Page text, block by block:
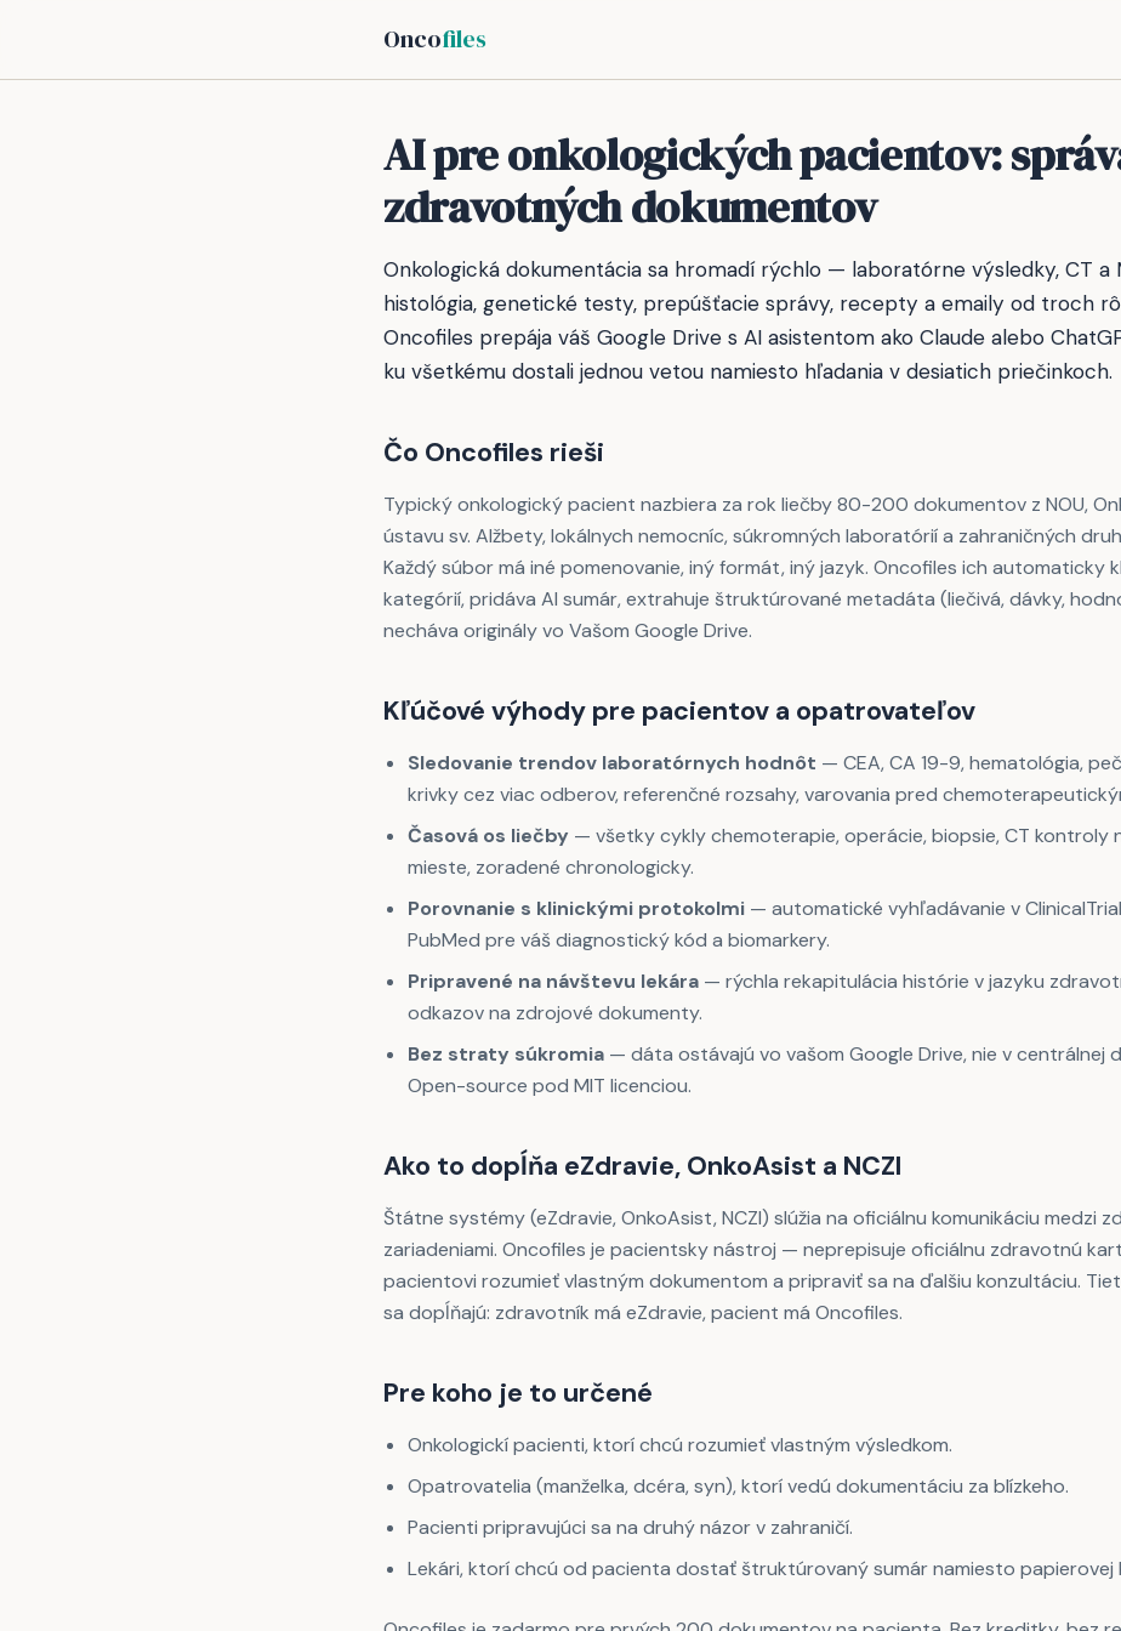
Oncofiles
AI pre onkologických pacientov:
zdravotných dokumentov
Onkologická dokumentácia sa hromadí rýchlo — laboratórne výsledky, CT a
histológia, genetické testy, prepúšťacie správy, recepty a emaily od troch
Oncofiles prepája váš Google Drive s AI asistentom ako Claude alebo
ku všetkému dostali jednou vetou namiesto hľadania v desiatich priečinkoch.
Čo Oncofiles rieši
Typický onkologický pacient nazbiera za rok liečby 80-200 dokumentov z NOU,
ústavu sv. Alžbety, lokálnych nemocníc, súkromných laboratórií a zahraničných
Každý súbor má iné pomenovanie, iný formát, iný jazyk. Oncofiles ich automaticky
kategórií, pridáva AI sumár, extrahuje štruktúrované metadáta (liečivá, dávky,
necháva originály vo Vašom Google Drive.
Kľúčové výhody pre pacientov a opatrovateľov
Sledovanie trendov laboratórnych hodnôt — CEA, CA 19-9, hematológia,
krivky cez viac odberov, referenčné rozsahy, varovania pred
Časová os liečby — všetky cykly chemoterapie, operácie, biopsie, CT kontroly
mieste, zoradené chronologicky.
Porovnanie s klinickými protokolmi — automatické vyhľadávanie v
PubMed pre váš diagnostický kód a biomarkery.
Pripravené na návštevu lekára — rýchla rekapitulácia histórie v jazyku
odkazov na zdrojové dokumenty.
Bez straty súkromia — dáta ostávajú vo vašom Google Drive, nie v centrálnej
Open-source pod MIT licenciou.
Ako to dopĺňa eZdravie, OnkoAsist a NCZI
Štátne systémy (eZdravie, OnkoAsist, NCZI) slúžia na oficiálnu komunikáciu medzi
zariadeniami. Oncofiles je pacientsky nástroj — neprepisuje oficiálnu zdravotnú
pacientovi rozumieť vlastným dokumentom a pripraviť sa na ďalšiu konzultáciu.
sa dopĺňajú: zdravotník má eZdravie, pacient má Oncofiles.
Pre koho je to určené
Onkologickí pacienti, ktorí chcú rozumieť vlastným výsledkom.
Opatrovatelia (manželka, dcéra, syn), ktorí vedú dokumentáciu za blízkeho.
Pacienti pripravujúci sa na druhý názor v zahraničí.
Lekári, ktorí chcú od pacienta dostať štruktúrovaný sumár namiesto papierovej